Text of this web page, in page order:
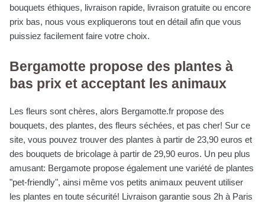
bouquets éthiques, livraison rapide, livraison gratuite ou encore
prix bas, nous vous expliquerons tout en détail afin que vous
puissiez facilement faire votre choix.
Bergamotte propose des plantes à
bas prix et acceptant les animaux
Les fleurs sont chères, alors Bergamotte.fr propose des
bouquets, des plantes, des fleurs séchées, et pas cher! Sur ce
site, vous pouvez trouver des plantes à partir de 23,90 euros et
des bouquets de bricolage à partir de 29,90 euros. Un peu plus
amusant: Bergamote propose également une variété de plantes
"pet-friendly", ainsi même vos petits animaux peuvent utiliser
les plantes en toute sécurité! Livraison garantie sous 2h à Paris